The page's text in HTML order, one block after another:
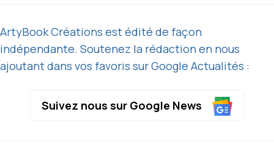
ArtyBook Créations est édité de façon
indépendante. Soutenez la rédaction en nous
ajoutant dans vos favoris sur Google Actualités :
Suivez nous sur Google News